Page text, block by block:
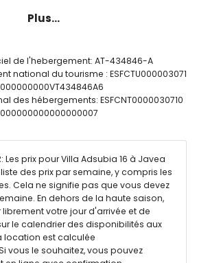
électrique, mixeur, grille-pain et presse-
bains
chacune avec lit queen size
et lit queen size (200 x 160cm)
et 4 lits simples (200 x 90cm)
et 2 lits simples (200 x 90cm)
avec double lavabo, baignoire,
avec lavabo simple, baignoire,
Plus...
de l'hebergement: AT-434846-A
national du tourisme : ESFCTU000003071
des hébergements: ESFCNT0000030710
Les prix pour Villa Adsubia 16 à Javea
des prix par semaine, y compris les
Cela ne signifie pas que vous devez
En dehors de la haute saison,
votre jour d'arrivée et de
le calendrier des disponibilités aux
location est calculée
vous le souhaitez, vous pouvez